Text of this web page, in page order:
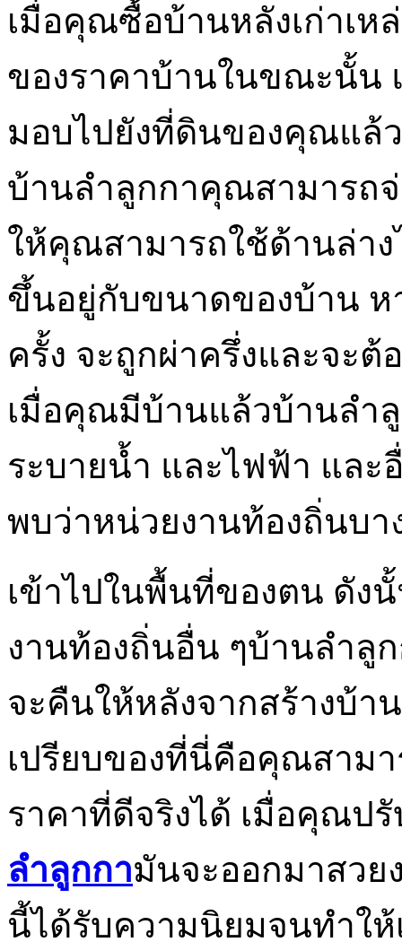
เมื่อคุณซื้อบ้านหลังเก่าเห
ของราคาบ้านในขณะนั้น
มอบไปยังที่ดินของคุณแล้
บ้านลำลูกกาคุณสามารถจ่
ให้คุณสามารถใช้ด้านล่าง
ขึ้นอยู่กับขนาดของบ้าน
ครั้ง จะถูกผ่าครึ่งและจะต้
เมื่อคุณมีบ้านแล้วบ้านลำ
ระบายน้ำ และไฟฟ้า แล
พบว่าหน่วยงานท้องถิ่นบ
เข้าไปในพื้นที่ของตน ดัง
งานท้องถิ่นอื่น ๆบ้านลำลู
จะคืนให้หลังจากสร้างบ้า
เปรียบของที่นี่คือคุณสาม
ราคาที่ดีจริงได้ เมื่อคุณป
ลำลูกกามันจะออกมาสวย
นี้ได้รับความนิยมจนทำใ